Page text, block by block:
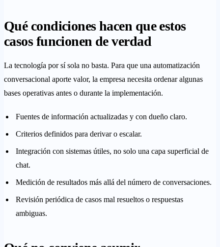
Qué condiciones hacen que estos
casos funcionen de verdad
La tecnología por sí sola no basta. Para que una automatización
conversacional aporte valor, la empresa necesita ordenar algunas
bases operativas antes o durante la implementación.
Fuentes de información actualizadas y con dueño claro.
Criterios definidos para derivar o escalar.
Integración con sistemas útiles, no solo una capa superficial de
chat.
Medición de resultados más allá del número de conversaciones.
Revisión periódica de casos mal resueltos o respuestas
ambiguas.